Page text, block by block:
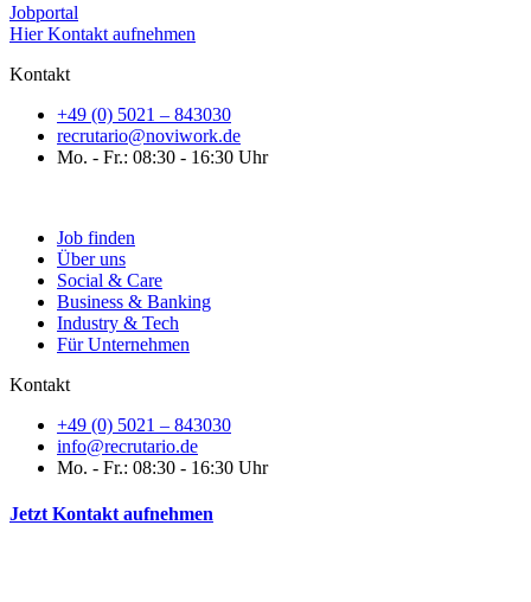
Jobportal
Hier Kontakt aufnehmen
Kontakt
+49 (0) 5021 – 843030
recrutario@noviwork.de
Mo. - Fr.: 08:30 - 16:30 Uhr
Job finden
Über uns
Social & Care
Business & Banking
Industry & Tech
Für Unternehmen
Kontakt
+49 (0) 5021 – 843030
info@recrutario.de
Mo. - Fr.: 08:30 - 16:30 Uhr
Jetzt Kontakt aufnehmen